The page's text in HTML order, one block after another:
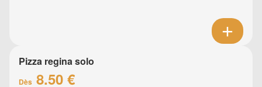
Pizza regina solo
Dès 8.50 €